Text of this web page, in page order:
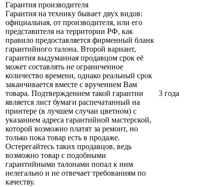
Гарантия производителя
Гарантия на технику бывает двух видов:
официальная, от производителя, или его
представителя на территории РФ, как
правило предоставляется фирменный бланк
гарантийного талона. Второй вариант,
гарантия выдуманная продавцом срок её
может составлять не ограниченное
количество времени, однако реальный срок
заканчивается вместе с вручением Вам
товара. Подтверждением такой гарантии
является лист бумаги распечатанный на
принтере (в лучшем случаи цветном) с
указанием адреса гарантийной мастерской,
которой возможно платят за ремонт, но
только пока товар есть в продаже.
Остерегайтесь таких продавцов, ведь
возможно товар с подобными
гарантийными талонами попал к ним
нелегально и не отвечает требованиям по
качеству.
3 года